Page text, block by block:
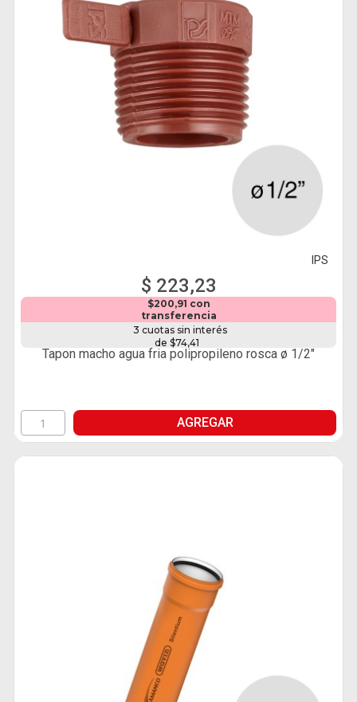
IPS
$ 223,23
$200,91 con
transferencia
3 cuotas sin interés
de $74,41
Tapon macho agua fria polipropileno rosca ø 1/2"
AGREGAR